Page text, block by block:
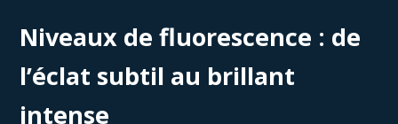
Niveaux de fluorescence : de
l’éclat subtil au brillant
intense